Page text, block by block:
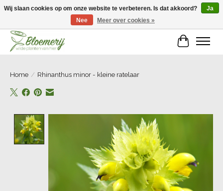
Home / Rhinanthus minor - kleine ratelaar
Product image slideshow Items
Wij slaan cookies op om onze website te verbeteren. Is dat akkoord?
Ja
Nee
Meer over cookies »